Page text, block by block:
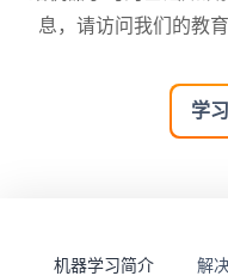
息，请访问我们的教
学
机器学习简介 解